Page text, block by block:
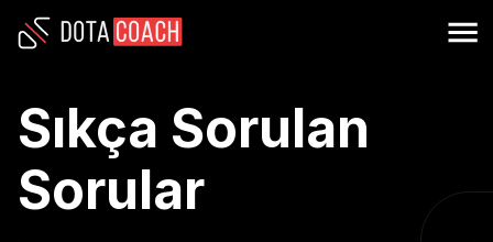
Sıkça Sorulan
Sorular